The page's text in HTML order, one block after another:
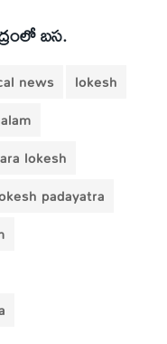
బస.
news
lokesh
lokesh
padayatra